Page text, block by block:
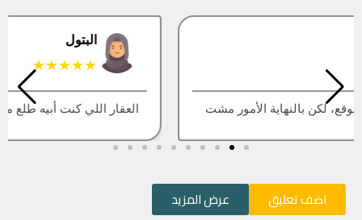
العقار اللي كنت أبيه طلع مباع، أتمنى التحديث يكون أسرع
اضف تعليق عرض المزيد